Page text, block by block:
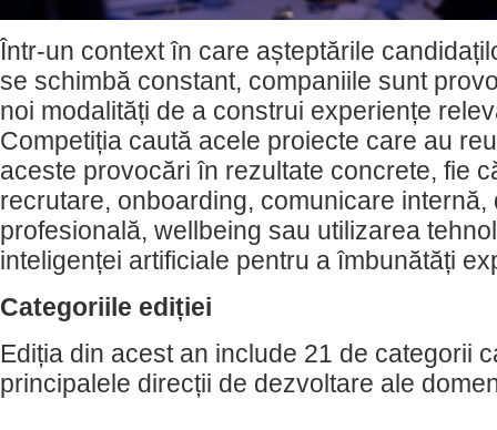
Într-un context în care așteptările
se schimbă constant, companiile sunt
noi modalități de a construi experiențe
Competiția caută acele proiecte care au
aceste provocări în rezultate concrete, fie
recrutare, onboarding, comunicare internă,
profesională, wellbeing sau utilizarea
inteligenței artificiale pentru a îmbunătăți
Categoriile ediției
Ediția din acest an include 21 de categorii
principalele direcții de dezvoltare ale